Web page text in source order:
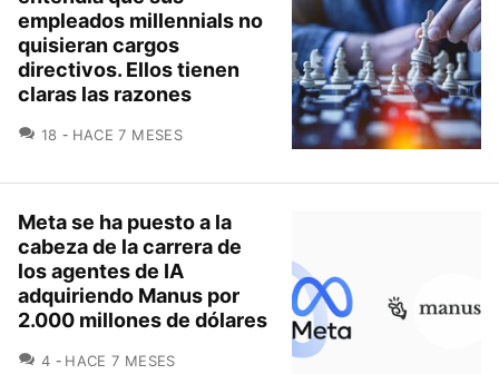
empleados millennials no
quisieran cargos
directivos. Ellos tienen
claras las razones
18 COMENTARIOS
HACE 7 MESES
Meta se ha puesto a la
cabeza de la carrera de
los agentes de IA
adquiriendo Manus por
2.000 millones de dólares
4 COMENTARIOS
HACE 7 MESES